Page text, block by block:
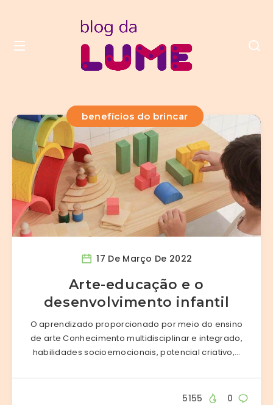
benefícios do brincar
17 De Março De 2022
Arte-educação e o
desenvolvimento infantil
O aprendizado proporcionado por meio do ensino
de arte Conhecimento multidisciplinar e integrado,
habilidades socioemocionais, potencial criativo,…
0
5155